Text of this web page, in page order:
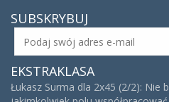
SUBSKRYBUJ
EKSTRAKLASA
Łukasz Surma dla 2x45 (2/2): Nie